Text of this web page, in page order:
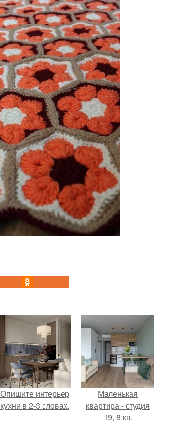
Опишите интерьер
кухни в 2-3 словах.
Маленькая
квартира - студия
19, 8 кв.